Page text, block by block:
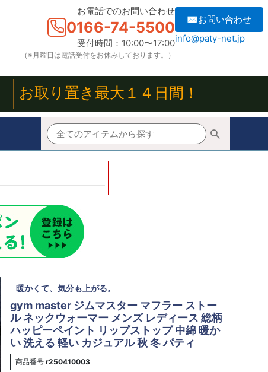
お電話でのお問い合わせ
0166-74-5500
受付時間：10:00〜17:00
（※月曜日は電話受付をお休みしております。）
✉お問い合わせ
info@paty-net.jp
お取り置き最大１４日間！
暖かくて、気分も上がる。
gym master ジムマスター マフラー ストー
ル ネックウォーマー メンズ レディース 総柄
ハッピーペイント リップストップ 中綿 暖か
い 洗える 軽い カジュアル 秋 冬 パティ
商品番号 r250410003